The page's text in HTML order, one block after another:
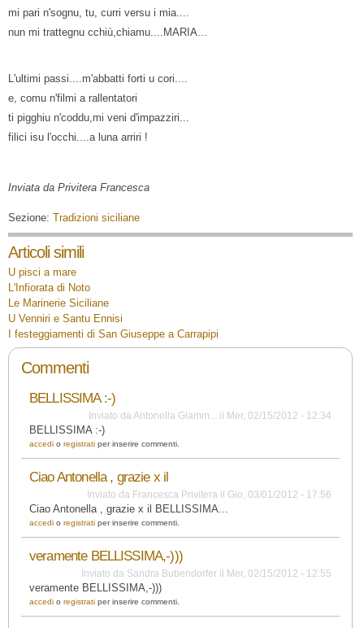
mi pari n'sognu, tu, curri versu i mia....
nun mi trattegnu cchiù,chiamu....MARIA...
L'ultimi passi....m'abbatti forti u cori....
e, comu n'filmi a rallentatori
ti pigghiu n'coddu,mi veni d'impazziri...
filici isu l'occhi....a luna arriri !
Inviata da Privitera Francesca
Sezione: Tradizioni siciliane
Articoli simili
U pisci a mare
L'Infiorata di Noto
Le Marinerie Siciliane
U Venniri e Santu Ennisi
I festeggiamenti di San Giuseppe a Carrapipi
Commenti
BELLISSIMA :-)
Inviato da Antonella Giamm... il Mer, 02/15/2012 - 12:34
BELLISSIMA :-)
accedi o registrati per inserire commenti.
Ciao Antonella , grazie x il
Inviato da Francesca Privitera il Gio, 03/01/2012 - 17:56
Ciao Antonella , grazie x il BELLISSIMA...
accedi o registrati per inserire commenti.
veramente BELLISSIMA,-)))
Inviato da Sandra Bubendorferil Mer, 02/15/2012 - 12:55
veramente BELLISSIMA,-)))
accedi o registrati per inserire commenti.